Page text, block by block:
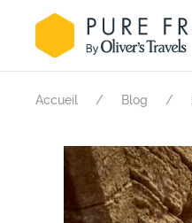
Accueil Blog